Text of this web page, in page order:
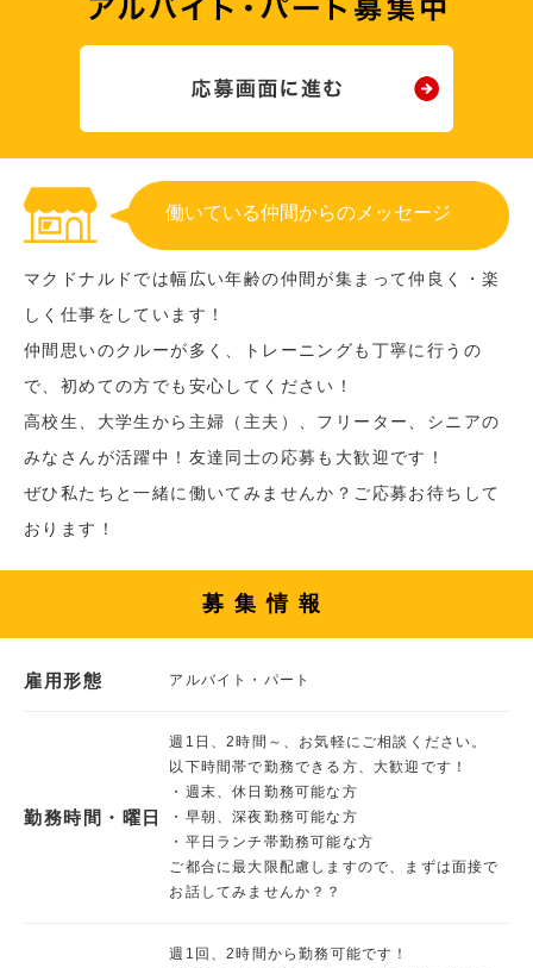
働いている仲間からのメッセージ
マクドナルドでは幅広い年齢の仲間が集まって仲良く・楽
しく仕事をしています！
仲間思いのクルーが多く、トレーニングも丁寧に行うの
で、初めての方でも安心してください！
高校生、大学生から主婦（主夫）、フリーター、シニアの
みなさんが活躍中！友達同士の応募も大歓迎です！
ぜひ私たちと一緒に働いてみませんか？ご応募お待ちして
おります！
募集情報
雇用形態 アルバイト・パート
勤務時間・曜日
週1日、2時間～、お気軽にご相談ください。
以下時間帯で勤務できる方、大歓迎です！
・週末、休日勤務可能な方
・早朝、深夜勤務可能な方
・平日ランチ帯勤務可能な方
ご都合に最大限配慮しますので、まずは面接で
お話してみませんか？？
週1回、2時間から勤務可能です！